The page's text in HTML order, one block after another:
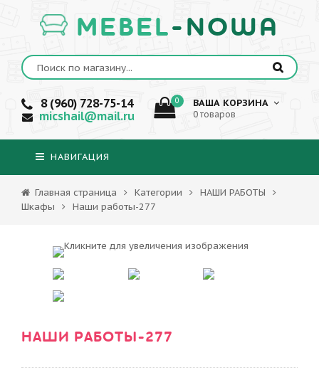
MEBEL-NOWA
8 (960) 728-75-14
micshail@mail.ru
0 ВАША КОРЗИНА
0 товаров
НАВИГАЦИЯ
Главная страница Категории
НАШИ РАБОТЫ
Шкафы
Наши работы-277
НАШИ РАБОТЫ-277